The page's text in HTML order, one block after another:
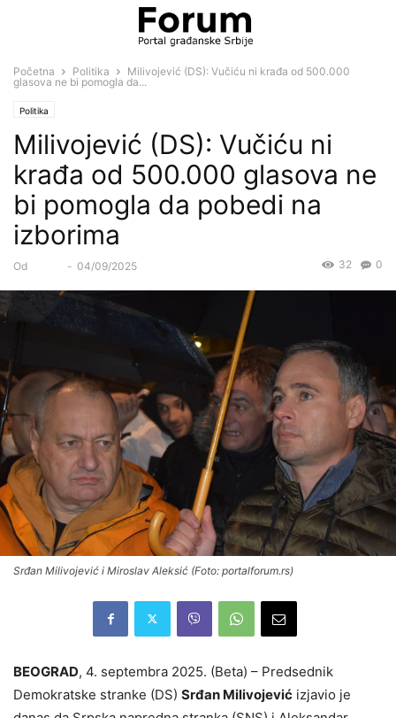
Početna Politika
Milivojević (DS): Vučiću ni krađa od 500.000
glasova ne bi pomogla da...
Politika
Milivojević (DS): Vučiću ni
krađa od 500.000 glasova ne
bi pomogla da pobedi na
izborima
Od - 04/09/2025 0
32
Srđan Milivojević i Miroslav Aleksić (Foto: portalforum.rs)
BEOGRAD, 4. septembra 2025. (Beta) – Predsednik
Demokratske stranke (DS) Srđan Milivojević izjavio je